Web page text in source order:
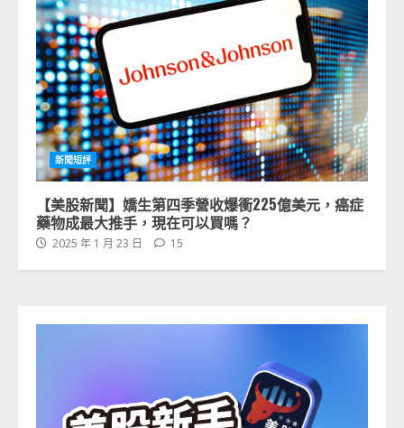
新聞短評
【美股新聞】嬌生第四季營收爆衝225億美元，癌症
藥物成最大推手，現在可以買嗎？
2025 年 1 月 23 日 15